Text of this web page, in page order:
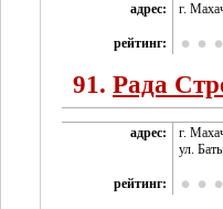
адрес: г.
рейтинг:
91. Рада
адрес:
г.
ул.
рейтинг: